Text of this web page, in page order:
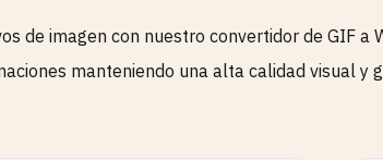
de imagen con nuestro convertidor de GIF
manteniendo una alta calidad visual y